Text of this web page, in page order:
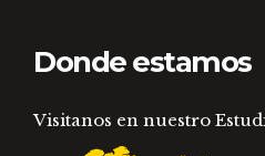
Donde estamos
Visitanos en nuestro